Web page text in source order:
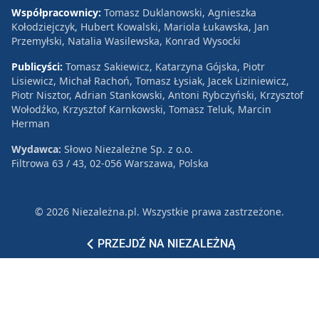
PRZEJDŹ NA NIEZALEŻNĄ
Współpracownicy: Tomasz Duklanowski, Agnieszka
Kołodziejczyk, Hubert Kowalski, Mariola Łukawska, Jan
Przemyłski, Natalia Wasilewska, Konrad Wysocki
Publicyści: Tomasz Sakiewicz, Katarzyna Gójska, Piotr
Lisiewicz, Michał Rachoń, Tomasz Łysiak, Jacek Liziniewicz,
Piotr Nisztor, Adrian Stankowski, Antoni Rybczyński, Krzysztof
Wołodźko, Krzysztof Karnkowski, Tomasz Teluk, Marcin
Herman
Wydawca: Słowo Niezależne Sp. z o.o.
Filtrowa 63 / 43, 02-056 Warszawa, Polska
© 2026 Niezależna.pl. Wszystkie prawa zastrzeżone.
PatronatReklama Polityka prywatności